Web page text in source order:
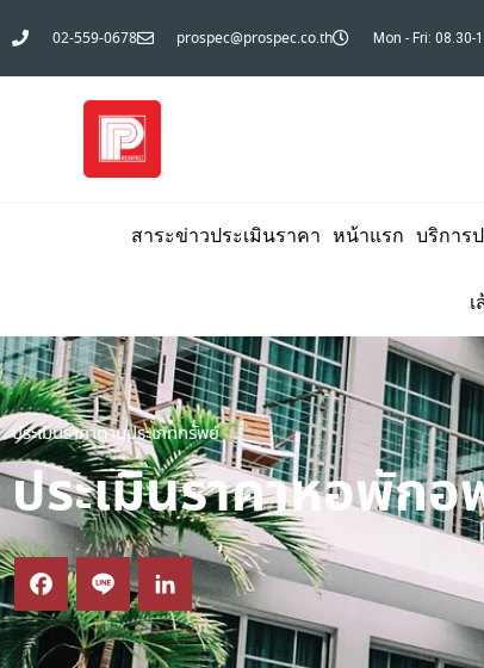
02-559-0678 prospec@prospec.co.th Mon - Fri: 08.30-
สาระข่าวประเมินราคา หน้าแรก บริการ
ประเมินราคาตามประเภททรัพย์
ประเมินราคาหอพัก